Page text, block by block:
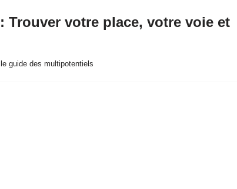
Trouver votre place, votre voie et
guide des multipotentiels